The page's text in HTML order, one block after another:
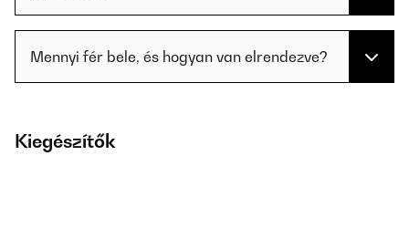
Mennyi fér bele, és hogyan van elrendezve?
Kiegészítők